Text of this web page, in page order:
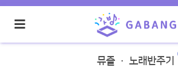
뮤즐 · 노래반주기